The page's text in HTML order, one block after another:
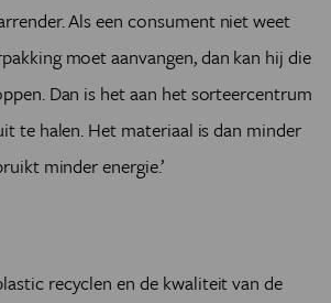
Als een consument niet weet
moet aanvangen, dan kan hij die
Dan is het aan het sorteercentrum
te halen. Het materiaal is dan minder
minder energie.’
recyclen en de kwaliteit van de